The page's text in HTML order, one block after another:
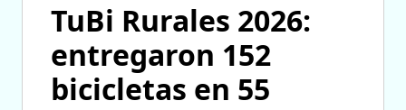
TuBi Rurales 2026:
entregaron 152
bicicletas en 55